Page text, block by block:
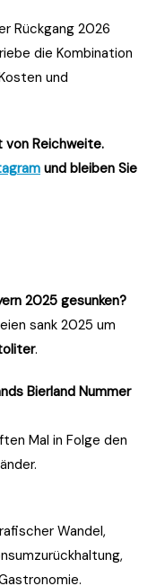
Rückgang 2026
die Kombination
und
von Reichweite.
und bleiben Sie
2025 gesunken?
sank 2025 um
.
Bierland Nummer
Mal in Folge den
Wandel,